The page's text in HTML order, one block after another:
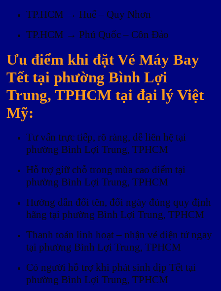
TP.HCM → Huế – Quy Nhơn
TP.HCM → Phú Quốc – Côn Đảo
Ưu điểm khi đặt Vé Máy Bay
Tết tại phường Bình Lợi
Trung, TPHCM tại đại lý Việt
Mỹ:
Tư vấn trực tiếp, rõ ràng, dễ liên hệ tại
phường Bình Lợi Trung, TPHCM
Hỗ trợ giữ chỗ trong mùa cao điểm tại
phường Bình Lợi Trung, TPHCM
Hướng dẫn đổi tên, đổi ngày đúng quy định
hãng tại phường Bình Lợi Trung, TPHCM
Thanh toán linh hoạt – nhận vé điện tử ngay
tại phường Bình Lợi Trung, TPHCM
Có người hỗ trợ khi phát sinh dịp Tết tại
phường Bình Lợi Trung, TPHCM